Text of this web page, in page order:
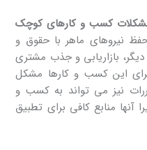
کسب و کارهای کوچک
نیروهای ماهر با حقوق و
بازاریابی و جذب مشتری
این کسب ‌و کارها مشکل
نیز می ‌تواند به کسب و
آنها منابع کافی برای تطبیق